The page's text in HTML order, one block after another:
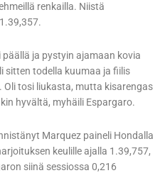
renkailla. Niistä
ja pystyin ajamaan kovia
sitten todella kuumaa ja fiilis
Oli tosi liukasta, mutta kisarengas
hyvältä, myhäili Espargaro.
Marquez paineli Hondalla
keulille ajalla 1.39,757,
siinä sessiossa 0,216